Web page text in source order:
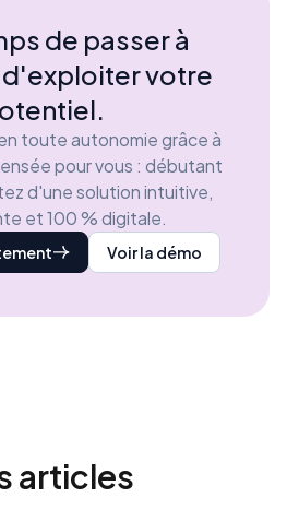
de passer à
votre
toute autonomie grâce à
pour vous : débutant
d'une solution intuitive,
et 100 % digitale.
Voir la démo
articles